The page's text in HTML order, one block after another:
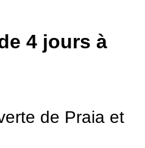
4 jours à
de Praia et